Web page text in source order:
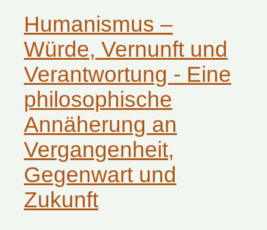
Humanismus –
Würde, Vernunft und
Verantwortung - Eine
philosophische
Annäherung an
Vergangenheit,
Gegenwart und
Zukunft